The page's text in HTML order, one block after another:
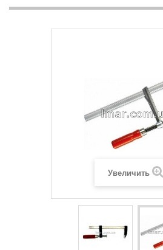
Увеличить